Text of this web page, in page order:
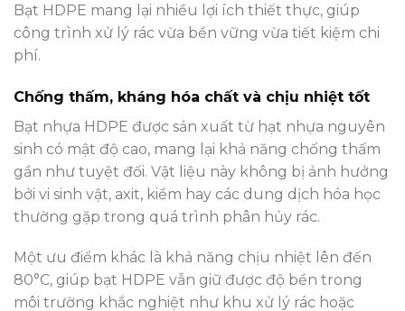
Bạt HDPE mang lại nhiều lợi ích thiết thực, giúp
công trình xử lý rác vừa bền vững vừa tiết kiệm chi
phí.
Chống thấm, kháng hóa chất và chịu nhiệt tốt
Bạt nhựa HDPE được sản xuất từ hạt nhựa nguyên
sinh có mật độ cao, mang lại khả năng chống thấm
gần như tuyệt đối. Vật liệu này không bị ảnh hưởng
bởi vi sinh vật, axit, kiềm hay các dung dịch hóa học
thường gặp trong quá trình phân hủy rác.
Một ưu điểm khác là khả năng chịu nhiệt lên đến
80°C, giúp bạt HDPE vẫn giữ được độ bền trong
môi trường khắc nghiệt như khu xử lý rác hoặc